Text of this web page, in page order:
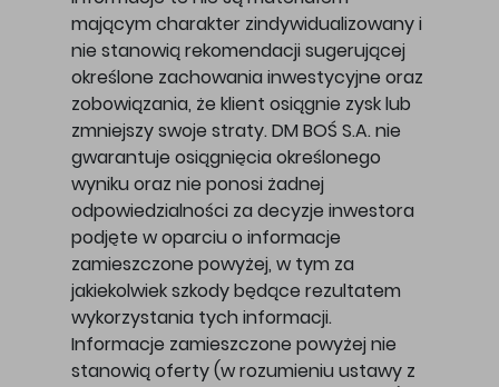
mającym charakter zindywidualizowany i
nie stanowią rekomendacji sugerującej
określone zachowania inwestycyjne oraz
zobowiązania, że klient osiągnie zysk lub
zmniejszy swoje straty. DM BOŚ S.A. nie
gwarantuje osiągnięcia określonego
wyniku oraz nie ponosi żadnej
odpowiedzialności za decyzje inwestora
podjęte w oparciu o informacje
zamieszczone powyżej, w tym za
jakiekolwiek szkody będące rezultatem
wykorzystania tych informacji.
Informacje zamieszczone powyżej nie
stanowią oferty (w rozumieniu ustawy z